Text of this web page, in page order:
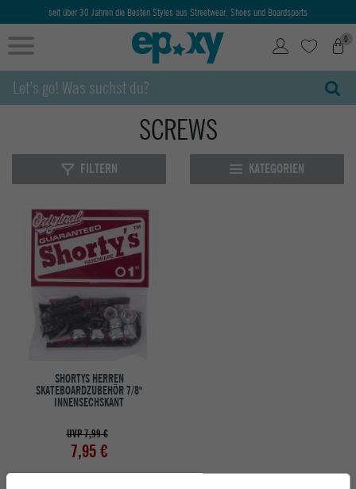
seit über 30 Jahren die Besten Styles aus Streetwear, Shoes und Boardsports
0
SCREWS
FILTERN KATEGORIEN
SHORTYS HERREN
SKATEBOARDZUBEHÖR 7/8''
INNENSECHSKANT
UVP 7,99 €
7,95 €